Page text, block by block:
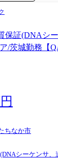
・ICE、電動車
/要求に基づきエ
の開発(制御仕様
的には) ディーゼ
Simulink
保証(DNAシ
/茨城勤務【
ちなか市
シーケンサ